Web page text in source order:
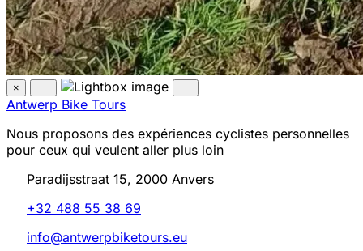
×
Antwerp Bike Tours
Nous proposons des expériences cyclistes personnelles
pour ceux qui veulent aller plus loin
Paradijsstraat 15, 2000 Anvers
+32 488 55 38 69
info@antwerpbiketours.eu